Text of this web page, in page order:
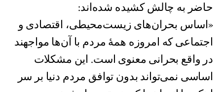
حاضر به چالش کشیده‌ شده‌اند:
«اساس بحران‌های زیست‌محیطی، اقتصادی و
اجتماعی که امروزه همهٔ مردم با آن‌ها مواجهند
در واقع بحرانی معنوی است. این مشکلات
اساسی نمی‌تواند بدون توافق مردم دنیا بر سر